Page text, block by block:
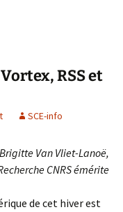
RSS et
SCE-info
Van Vliet-Lanoë,
CNRS émérite
de cet hiver est